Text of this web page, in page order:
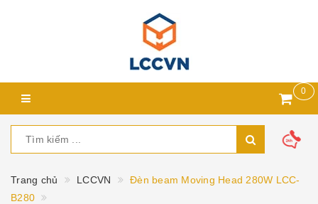
0
Trang chủ LCCVN
Đèn beam Moving Head 280W LCC-
B280